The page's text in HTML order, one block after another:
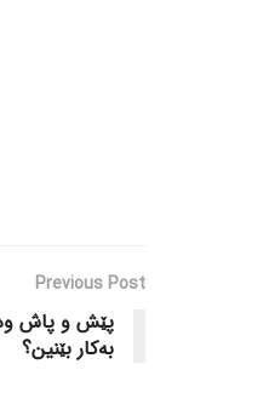
Previous Post
پێش و پاش
بەکار بێنین؟